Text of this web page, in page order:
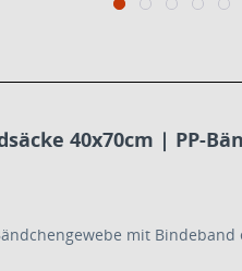
40x70cm | PP-
mit